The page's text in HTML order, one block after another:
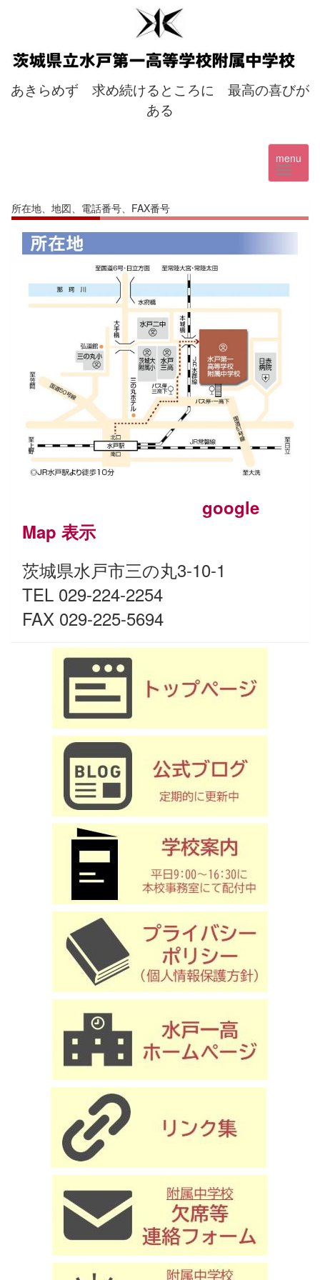
あきらめず 求め続けるところに 最高の喜びが
ある
menu
所在地、地図、電話番号、FAX番号
google
Map 表示
茨城県水戸市三の丸3-10-1
TEL 029-224-2254
FAX 029-225-5694